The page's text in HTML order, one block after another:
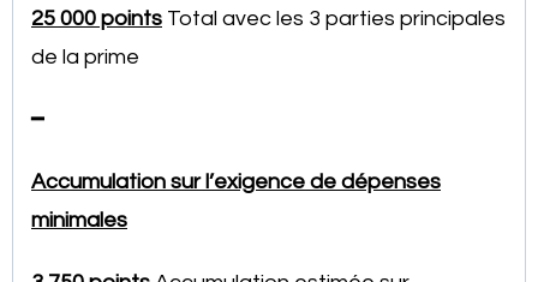
25 000 points Total avec les 3 parties principales
de la prime
━
Accumulation sur l’exigence de dépenses
minimales